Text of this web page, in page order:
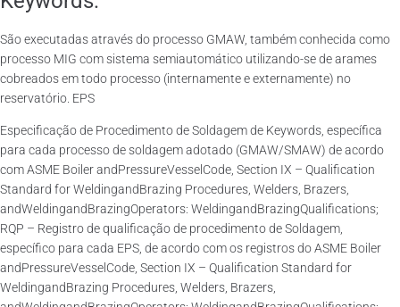
São executadas através do processo GMAW, também conhecida como
processo MIG com sistema semiautomático utilizando-se de arames
cobreados em todo processo (internamente e externamente) no
reservatório. EPS
Especificação de Procedimento de Soldagem de Keywords, específica
para cada processo de soldagem adotado (GMAW/SMAW) de acordo
com ASME Boiler andPressureVesselCode, Section IX – Qualification
Standard for WeldingandBrazing Procedures, Welders, Brazers,
andWeldingandBrazingOperators: WeldingandBrazingQualifications;
RQP – Registro de qualificação de procedimento de Soldagem,
específico para cada EPS, de acordo com os registros do ASME Boiler
andPressureVesselCode, Section IX – Qualification Standard for
WeldingandBrazing Procedures, Welders, Brazers,